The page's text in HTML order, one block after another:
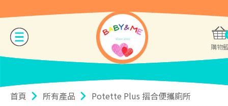
購物
首頁 所有產品 Potette Plus 摺合便攜廁所